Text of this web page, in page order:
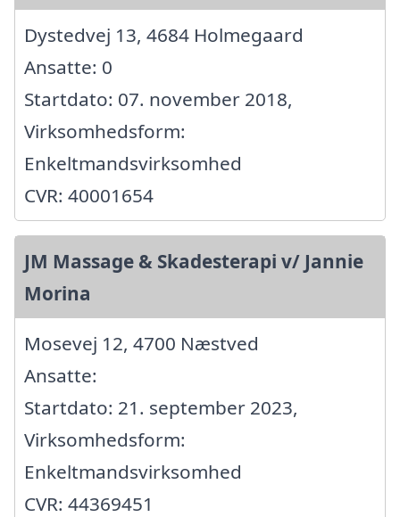
Dystedvej 13, 4684 Holmegaard
Ansatte: 0
Startdato: 07. november 2018,
Virksomhedsform:
Enkeltmandsvirksomhed
CVR: 40001654
JM Massage & Skadesterapi v/ Jannie
Morina
Mosevej 12, 4700 Næstved
Ansatte:
Startdato: 21. september 2023,
Virksomhedsform:
Enkeltmandsvirksomhed
CVR: 44369451